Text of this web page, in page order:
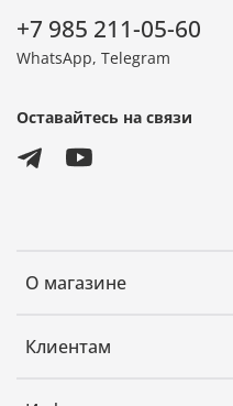
О магазине
Клиентам
+7 985 211-05-60
WhatsApp, Telegram
Оставайтесь на связи